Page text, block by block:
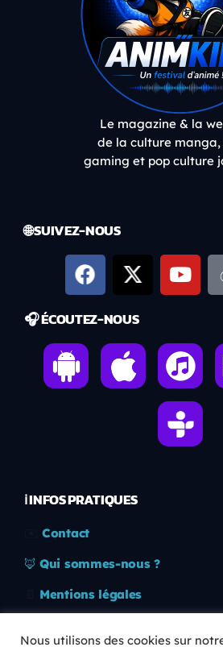
Le magazine & la
de la culture manga,
gaming et pop culture
🌐 SUIVEZ-NOUS
🎧 ÉCOUTEZ-NOUS
ℹ️ INFOS PRATIQUES
Contact
🦊 Qui sommes-nous ?
Mentions légales
Nous utilisons des cookies sur